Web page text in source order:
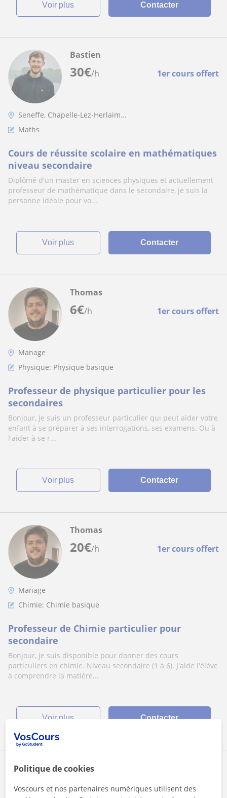
voir plus Contacter
30€/h 1er cours offert
Bastien
Seneffe, Chapelle-Lez-Herlaim...
Maths
Cours de réussite scolaire en mathématiques
niveau secondaire
Diplômé d'un master en sciences physiques et actuellement
professeur de mathématique dans le secondaire, je suis la
personne idéale pour vo...
voir plus Contacter
6€/h 1er cours offert
Thomas
Manage
Physique: Physique basique
Professeur de physique particulier pour les
secondaires
Bonjour, Je suis un professeur particulier qui peut aider votre
enfant à se préparer à ses interrogations, ses examens. Ou à
l'aider à se r...
voir plus Contacter
20€/h 1er cours offert
Thomas
Manage
Chimie: Chimie basique
Professeur de Chimie particulier pour
secondaire
Bonjour, je suis disponible pour donner des cours
particuliers en chimie. Niveau secondaire (1 à 6). J'aide l'élève
à comprendre la matière...
voir plus Contacter
20€/h 1er cours offert
Thomas
Politique de cookies
Voscours et nos partenaires numériques utilisent des